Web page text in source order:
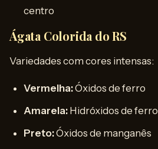
centro
Ágata Colorida do RS
Variedades com cores intensas:
Vermelha:Óxidos de ferro
Amarela: Hidróxidos de ferro
Preto:Óxidos de manganês